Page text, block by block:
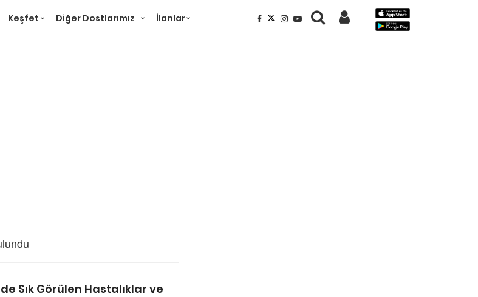
Keşfet Diğer Dostlarımız İlanlar
Sık Görülen Hastalıklar ve